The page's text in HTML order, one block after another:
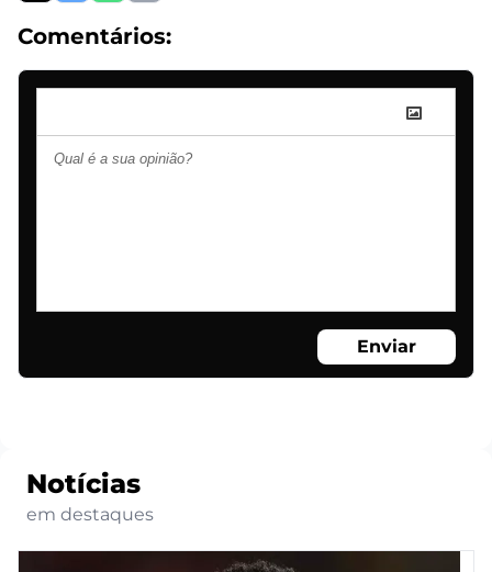
Comentários:
Enviar
Notícias
em destaques